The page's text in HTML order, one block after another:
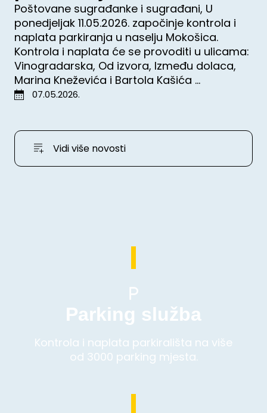
Poštovane sugrađanke i sugrađani, U
ponedjeljak 11.05.2026. započinje kontrola i
naplata parkiranja u naselju Mokošica.
Kontrola i naplata će se provoditi u ulicama:
Vinogradarska, Od izvora, Između dolaca,
Marina Kneževića i Bartola Kašića ...
07.05.2026.
Vidi više novosti
Parking služba
Kontrola i naplata parkirališta na više
od 3000 parking mjesta.